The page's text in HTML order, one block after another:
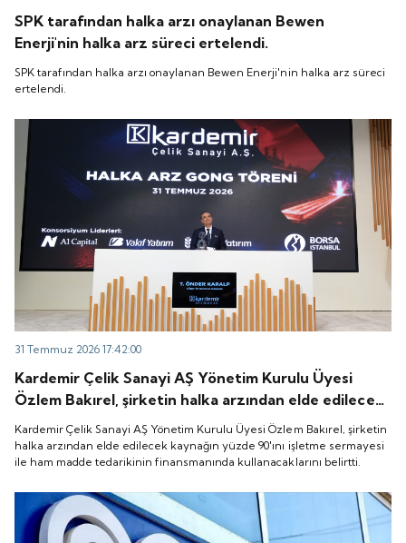
SPK tarafından halka arzı onaylanan Bewen
Enerji'nin halka arz süreci ertelendi.
SPK tarafından halka arzı onaylanan Bewen Enerji'nin halka arz süreci
ertelendi.
31 Temmuz 2026 17:42:00
Kardemir Çelik Sanayi AŞ Yönetim Kurulu Üyesi
Özlem Bakırel, şirketin halka arzından elde edilecek
kaynağın yüzde 90'ını işletme sermayesi ile ham
madde tedarikinin finansmanında kullanacaklarını
belirtti.
Kardemir Çelik Sanayi AŞ Yönetim Kurulu Üyesi Özlem Bakırel, şirketin
halka arzından elde edilecek kaynağın yüzde 90'ını işletme sermayesi
ile ham madde tedarikinin finansmanında kullanacaklarını belirtti.